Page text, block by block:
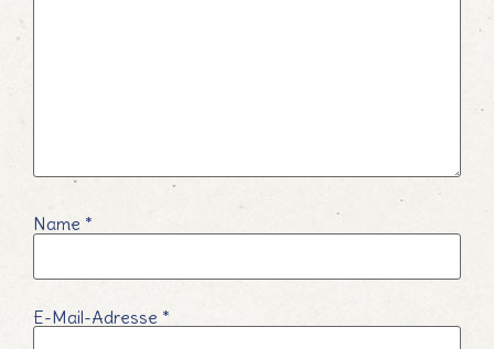
Name *
E-Mail-Adresse *